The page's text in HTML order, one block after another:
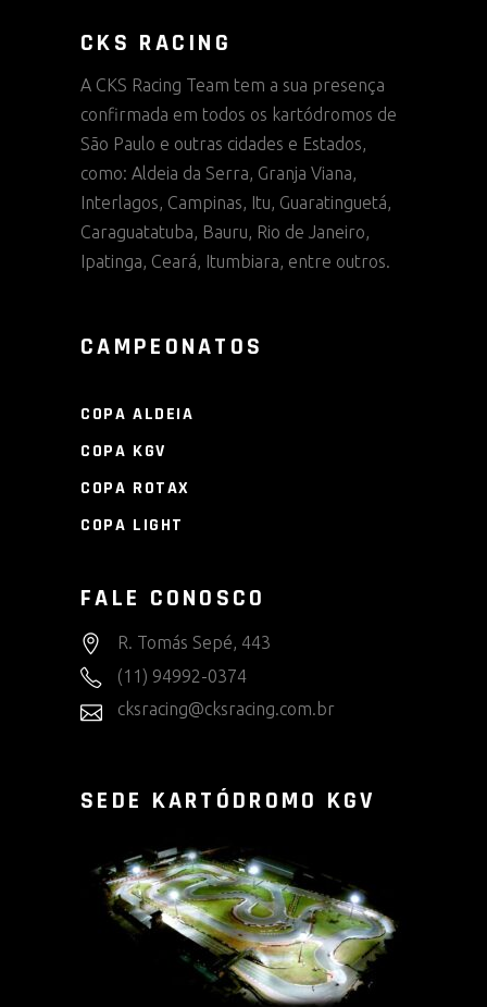
CKS RACING
A CKS Racing Team tem a sua presença
confirmada em todos os kartódromos de
São Paulo e outras cidades e Estados,
como: Aldeia da Serra, Granja Viana,
Interlagos, Campinas, Itu, Guaratinguetá,
Caraguatatuba, Bauru, Rio de Janeiro,
Ipatinga, Ceará, Itumbiara, entre outros.
CAMPEONATOS
COPA ALDEIA
COPA KGV
COPA ROTAX
COPA LIGHT
FALE CONOSCO
R. Tomás Sepé, 443
(11) 94992-0374
cksracing@cksracing.com.br
SEDE KARTÓDROMO KGV